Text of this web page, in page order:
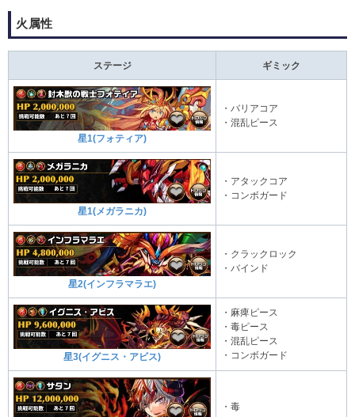
火属性
ステージ ギミック
星1(フォティア)
・バリアコア
・混乱ピース
星1(メガラニカ)
・アタックコア
・コンボガード
星2(インフラマラエ)
・クラックロック
・バインド
星3(イグニス・アビス)
・麻痺ピース
・毒ピース
・混乱ピース
・コンボガード
・毒